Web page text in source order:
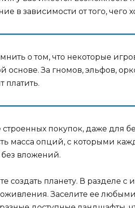
в зависимости от того, чего
о том, что некоторые
основе. За гномов, эльфов,
платить.
покупок, даже для
масса опций, с которыми
вложений.
создать планету. В разделе с
Заселите ее